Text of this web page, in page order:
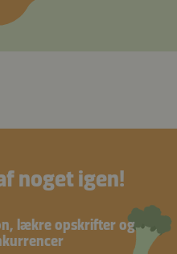
noget igen!
lækre opskrifter og